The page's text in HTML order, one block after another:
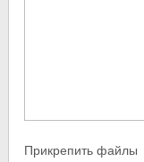
Прикрепить файлы